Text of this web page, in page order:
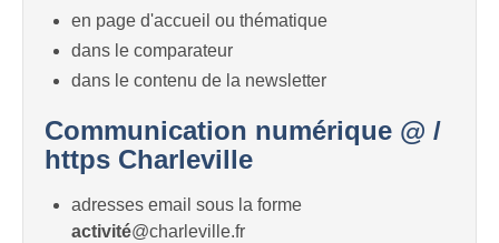
en page d'accueil ou thématique
dans le comparateur
dans le contenu de la newsletter
Communication numérique @ /
https Charleville
adresses email sous la forme
activité@charleville.fr